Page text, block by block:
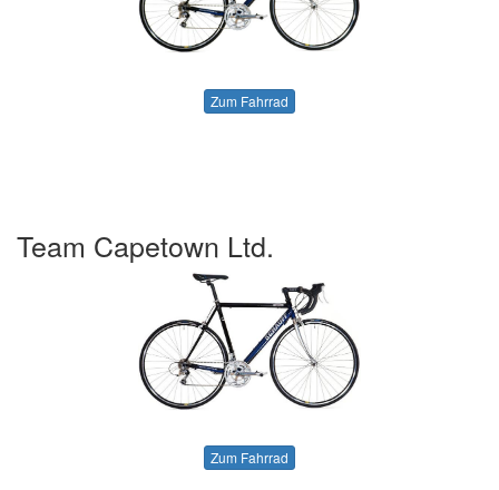
Zum Fahrrad
Team Capetown Ltd.
Zum Fahrrad